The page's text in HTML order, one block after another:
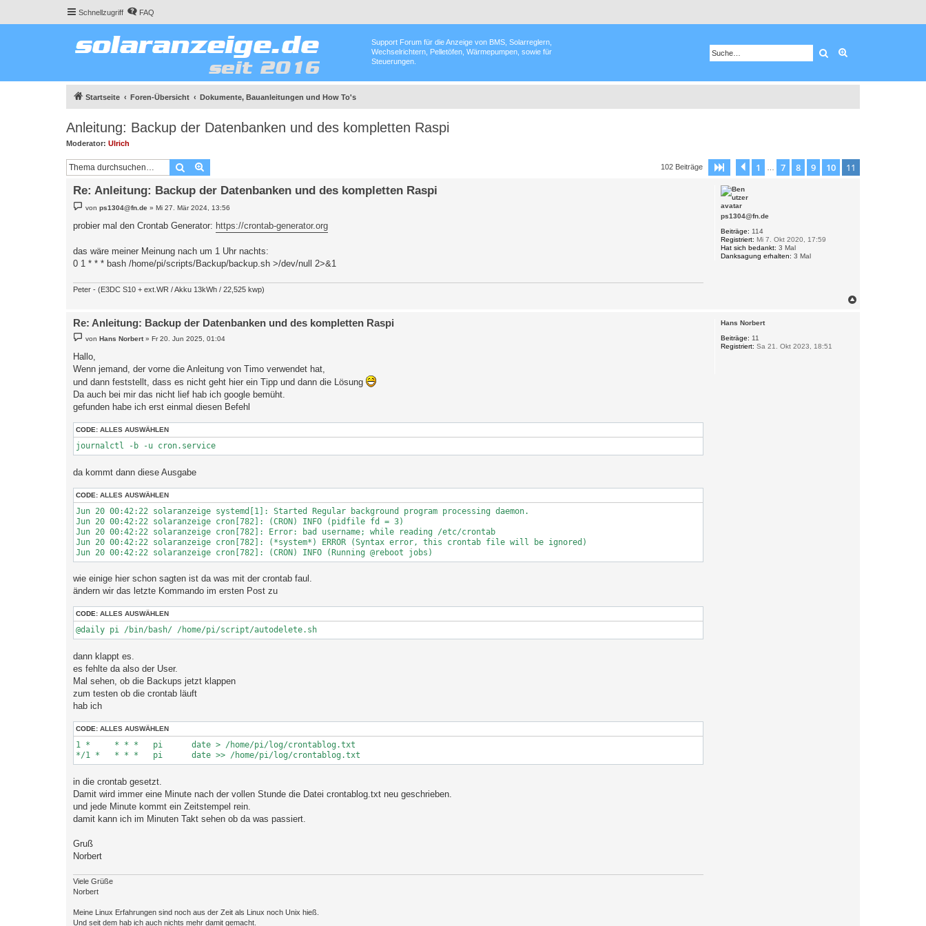
Schnellzugriff FAQ
Support Forum für die Anzeige von BMS, Solarreglern,
Wechselrichtern, Pelletöfen, Wärmepumpen, sowie für
Steuerungen.
Suche
Startseite Foren-Übersicht Dokumente, Bauanleitungen und How To's
Anleitung: Backup der Datenbanken und des kompletten Raspi
Moderator: Ulrich
Suche 102 Beiträge Seite 11 von 11
Vorherige
1 7 8 9 10 11
ps1304@fn.de
Beiträge: 114
Registriert: Mi 7. Okt 2020, 17:59
Hat sich bedankt: 3 Mal
Danksagung erhalten: 3 Mal
Re: Anleitung: Backup der Datenbanken und des kompletten Raspi
e
t
g
vonps1304@fn.de »Mi 27. Mär 2024, 13:56
probier mal den Crontab Generator: https://crontab-generator.org
das wäre meiner Meinung nach um 1 Uhr nachts:
0 1 * * * bash /home/pi/scripts/Backup/backup.sh >/dev/null 2>&1
Peter - (E3DC S10 + ext.WR / Akku 13kWh / 22,525 kwp)
Hans Norbert
Beiträge: 11
Registriert: Sa 21. Okt 2023, 18:51
Re: Anleitung: Backup der Datenbanken und des kompletten Raspi
e
i
t
r
a
g
vonHans Norbert»Fr 20. Jun 2025, 01:04
Hallo,
Wenn jemand, der vorne die Anleitung von Timo verwendet hat,
und dann feststellt, dass es nicht geht hier ein Tipp und dann die Lösung
Da auch bei mir das nicht lief hab ich google bemüht.
gefunden habe ich erst einmal diesen Befehl
CODE: ALLES AUSWÄHLEN
da kommt dann diese Ausgabe
CODE: ALLES AUSWÄHLEN
Jun 20 00:42:22 solaranzeige systemd[1]: Started Regular background program processing daemon.
Jun 20 00:42:22 solaranzeige cron[782]: (CRON) INFO (pidfile fd = 3)
Jun 20 00:42:22 solaranzeige cron[782]: Error: bad username; while reading /etc/crontab
Jun 20 00:42:22 solaranzeige cron[782]: (*system*) ERROR (Syntax error, this crontab file will be ignored)
wie einige hier schon sagten ist da was mit der crontab faul.
ändern wir das letzte Kommando im ersten Post zu
CODE: ALLES AUSWÄHLEN
dann klappt es.
es fehlte da also der User.
Mal sehen, ob die Backups jetzt klappen
zum testen ob die crontab läuft
hab ich
CODE: ALLES AUSWÄHLEN
1 *	* * *	pi	date > /home/pi/log/crontablog.txt
in die crontab gesetzt.
Damit wird immer eine Minute nach der vollen Stunde die Datei crontablog.txt neu geschrieben.
und jede Minute kommt ein Zeitstempel rein.
damit kann ich im Minuten Takt sehen ob da was passiert.
Gruß
Norbert
Viele Grüße
Norbert
Meine Linux Erfahrungen sind noch aus der Zeit als Linux noch Unix hieß.
Und seit dem hab ich auch nichts mehr damit gemacht.